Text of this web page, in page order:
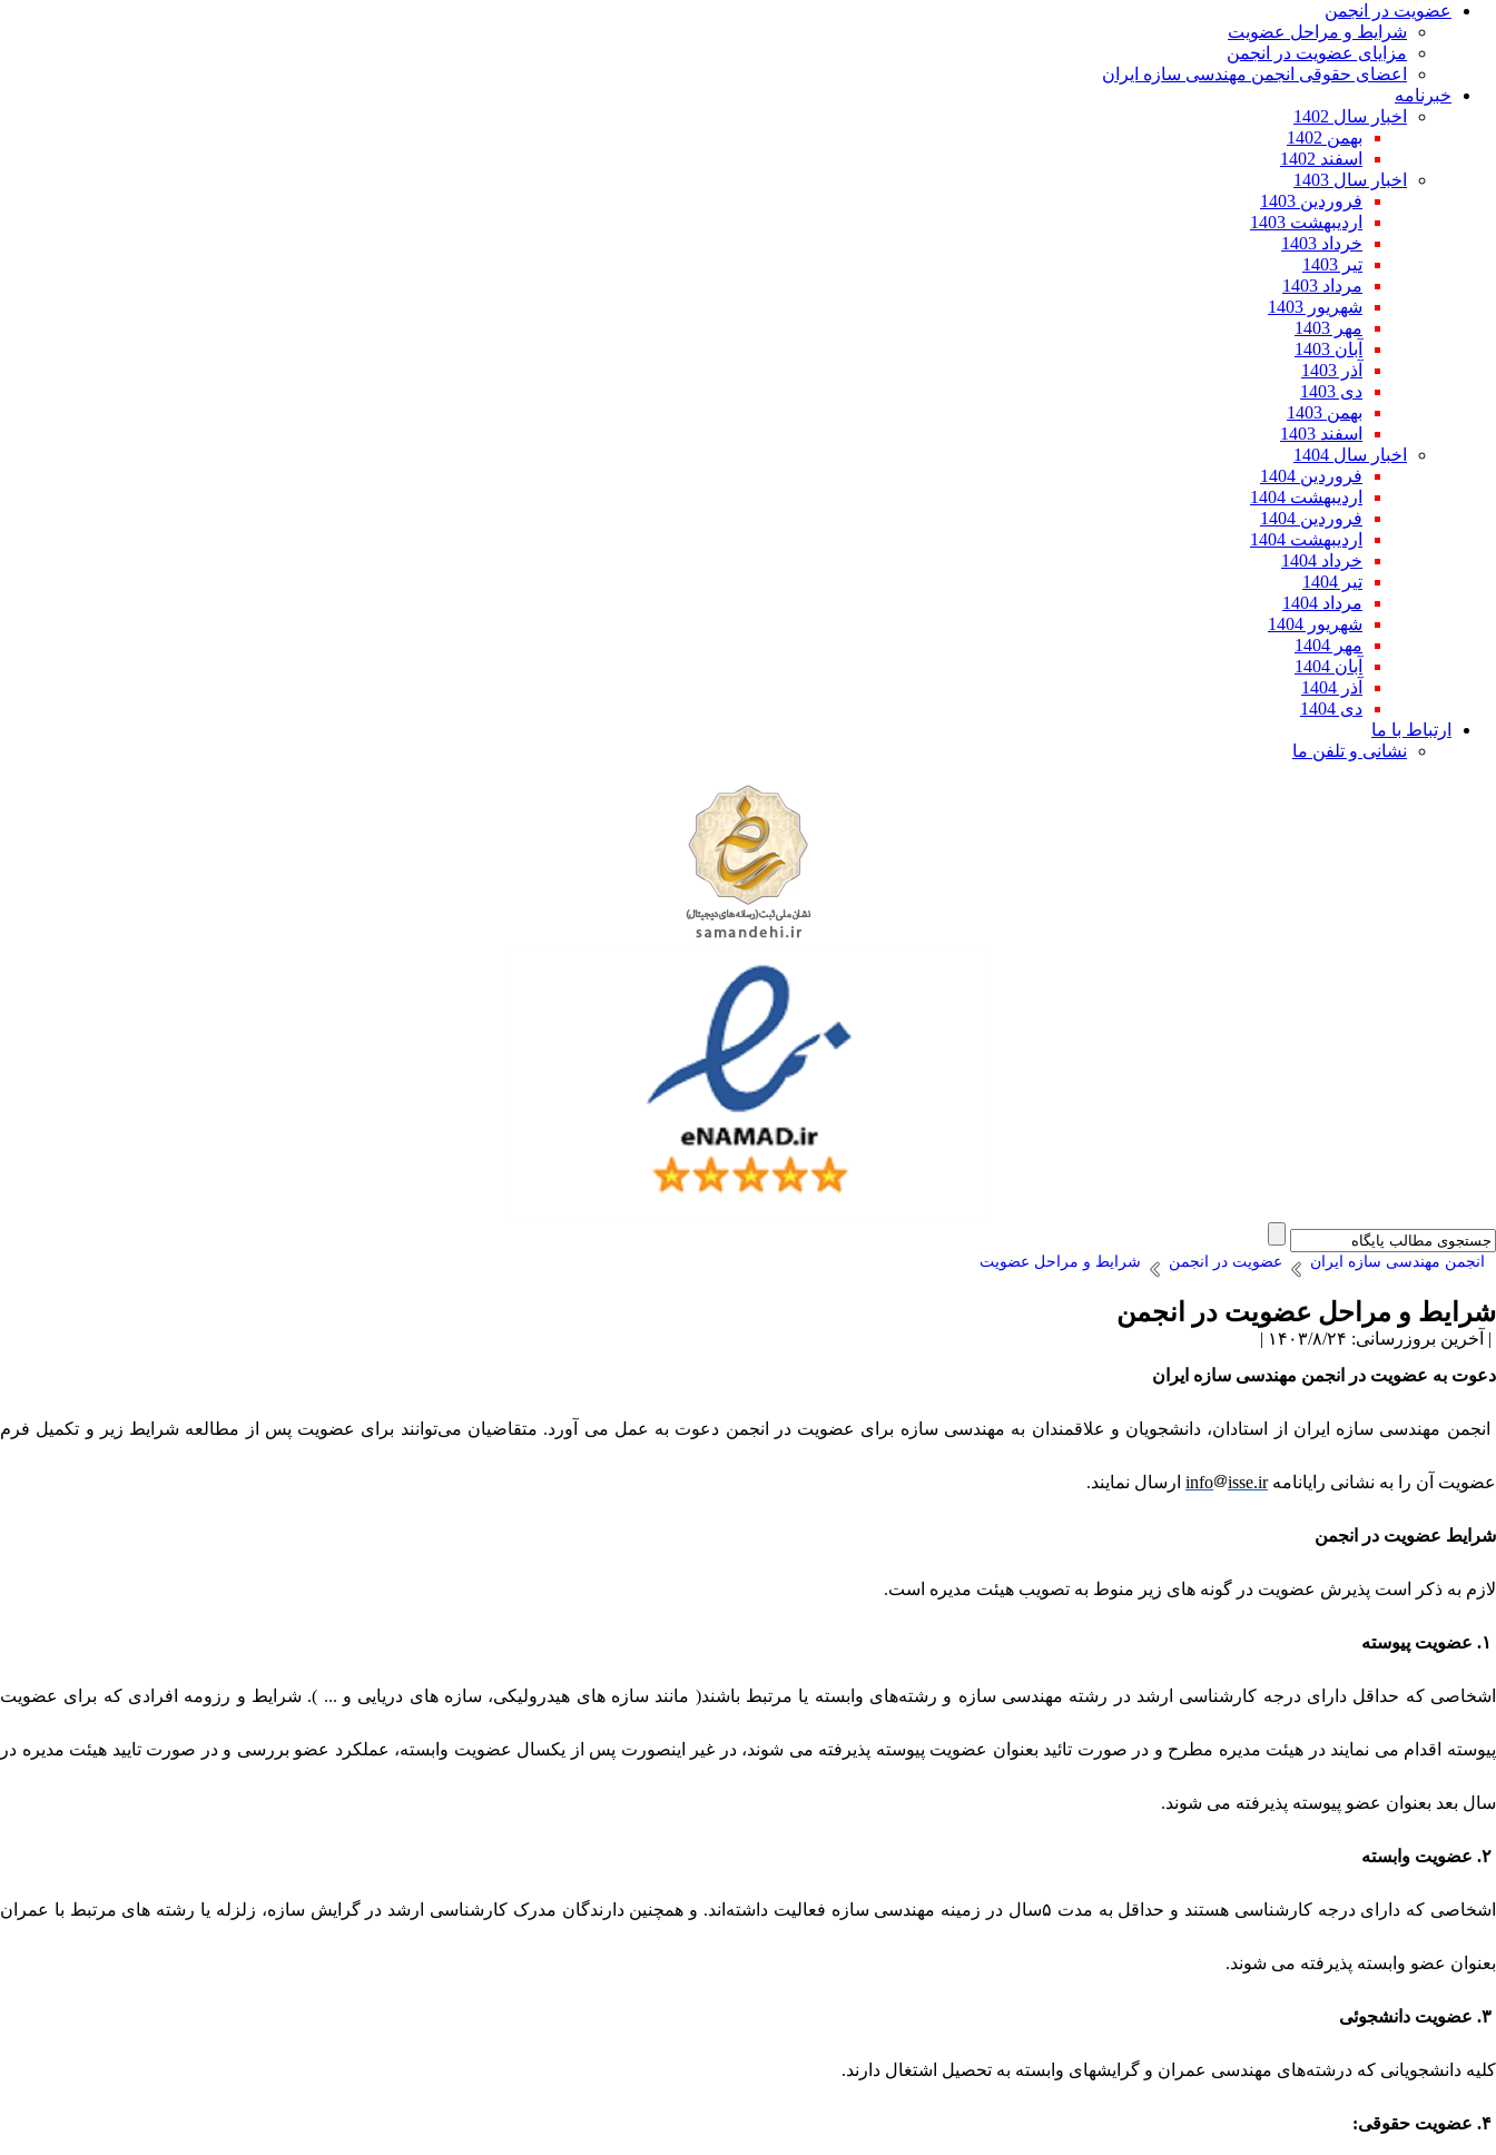
عضویت در انجمن
شرایط و مراحل عضویت
مزایای عضویت در انجمن
اعضای حقوقی انجمن مهندسی سازه ایران
خبرنامه
اخبار سال 1402
بهمن 1402
اسفند 1402
اخبار سال 1403
فروردین 1403
اردیبهشت 1403
خرداد 1403
تیر 1403
مرداد 1403
شهریور 1403
مهر 1403
آبان 1403
آذر 1403
دی 1403
بهمن 1403
اسفند 1403
اخبار سال 1404
فروردین 1404
اردیبهشت 1404
فروردین 1404
اردیبهشت 1404
خرداد 1404
تیر 1404
مرداد 1404
شهریور 1404
مهر 1404
آبان 1404
آذر 1404
دی 1404
ارتباط با ما
نشانی و تلفن ما
انجمن مهندسی سازه ایران عضویت در انجمن شرایط و مراحل عضویت
شرایط و مراحل عضویت در انجمن
| آخرین بروزرسانی: ۱۴۰۳/۸/۲۴ |
دعوت به عضویت در انجمن مهندسی سازه ایران
انجمن مهندسی سازه ایران از استادان، دانشجویان و علاقمندان به مهندسی سازه برای عضویت در انجمن دعوت به عمل می آورد. متقاضیان می‌توانند برای عضویت پس از مطالعه شرایط زیر و تکمیل فرم
عضویت آن را به نشانی رایانامه info isse.ir ارسال نمایند.
شرایط عضویت در انجمن
لازم به ذکر است پذیرش عضویت در گونه های زیر منوط به تصویب هیئت مدیره است.
۱. عضویت پیوسته
اشخاصی که حداقل دارای درجه کارشناسی ارشد در رشته مهندسی سازه و رشته‌های وابسته یا مرتبط باشند( مانند سازه های هیدرولیکی، سازه های دریایی و ... ). شرایط و رزومه افرادی که برای عضویت
پیوسته اقدام می نمایند در هیئت مدیره مطرح و در صورت تائید بعنوان عضویت پیوسته پذیرفته می شوند، در غیر اینصورت پس از یکسال عضویت وابسته، عملکرد عضو بررسی و در صورت تایید هیئت مدیره در
سال بعد بعنوان عضو پیوسته پذیرفته می شوند.
۲. عضویت وابسته
اشخاصی که دارای درجه کارشناسی هستند و حداقل به مدت ۵سال در زمینه مهندسی سازه فعالیت داشته‌اند. و همچنین دارندگان مدرک کارشناسی ارشد در گرایش سازه، زلزله یا رشته های مرتبط با عمران
بعنوان عضو وابسته پذیرفته می شوند.
۳. عضویت دانشجوئی
کلیه دانشجویانی که درشته‌های مهندسی عمران و گرایشهای وابسته به تحصیل اشتغال دارند.
۴. عضویت حقوقی: